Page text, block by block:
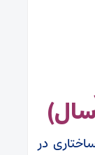
تغییرات ساختاری در